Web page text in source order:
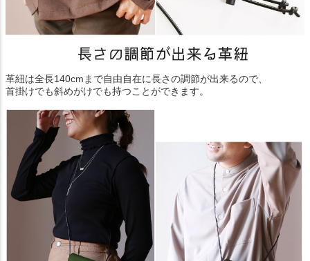
革紐は全長140cmまで自由自在に長さの調節が出来るので、
首掛けでも斜めがけでも持つことができます。